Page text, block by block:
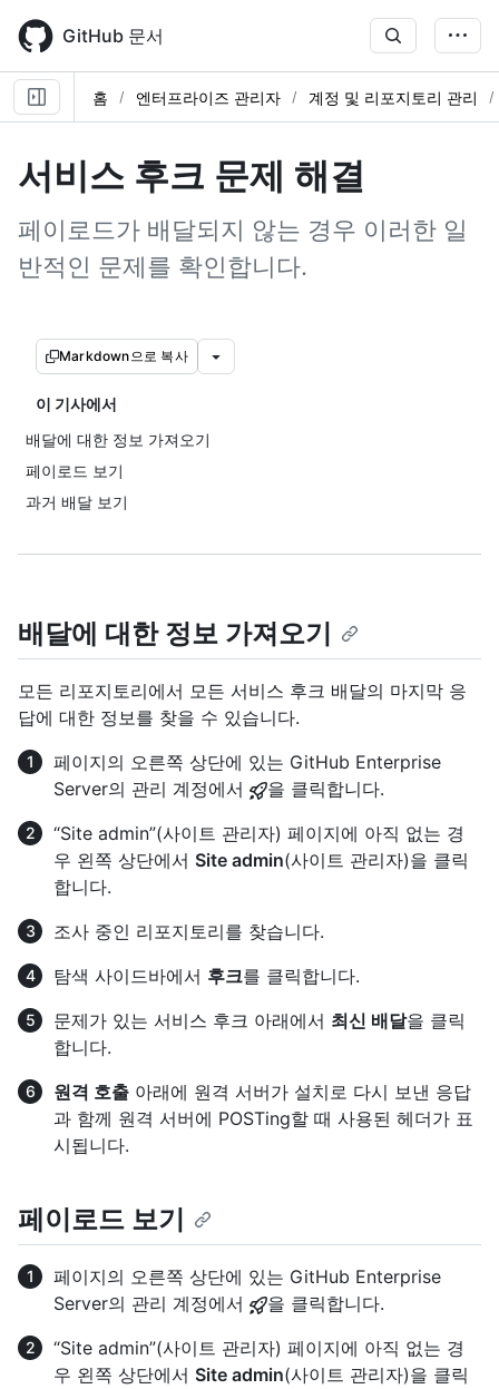
main
content
GitHub 문서
홈 엔터프라이즈 관리자 계정 및 리포지토리 관리
서비스 후크 문제 해결
페이로드가 배달되지 않는 경우 이러한 일
반적인 문제를 확인합니다.
Markdown으로 복사
이 기사에서
배달에 대한 정보 가져오기
페이로드 보기
과거 배달 보기
배달에 대한 정보 가져오기
모든 리포지토리에서 모든 서비스 후크 배달의 마지막 응
답에 대한 정보를 찾을 수 있습니다.
페이지의 오른쪽 상단에 있는 GitHub Enterprise
Server의 관리 계정에서
을 클릭합니다.
“Site admin”(사이트 관리자) 페이지에 아직 없는 경
우 왼쪽 상단에서 Site admin(사이트 관리자)을 클릭
합니다.
조사 중인 리포지토리를 찾습니다.
탐색 사이드바에서 후크를 클릭합니다.
문제가 있는 서비스 후크 아래에서 최신 배달을 클릭
합니다.
원격 호출 아래에 원격 서버가 설치로 다시 보낸 응답
과 함께 원격 서버에 POSTing할 때 사용된 헤더가 표
시됩니다.
페이로드 보기
페이지의 오른쪽 상단에 있는 GitHub Enterprise
Server의 관리 계정에서
을 클릭합니다.
“Site admin”(사이트 관리자) 페이지에 아직 없는 경
우 왼쪽 상단에서 Site admin(사이트 관리자)을 클릭